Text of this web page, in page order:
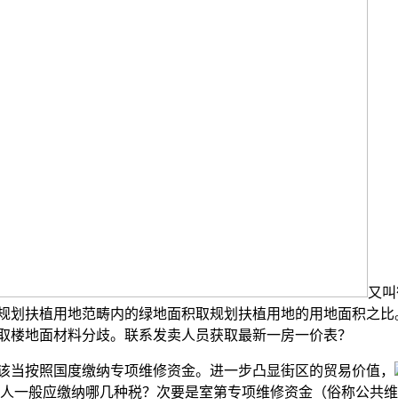
又
划扶植用地范畴内的绿地面积取规划扶植用地的用地面积之
地面材料分歧。联系发卖人员获取最新一房一价表？
照国度缴纳专项维修资金。进一步凸显街区的贸易价值，
一般应缴纳哪几种税？次要是室第专项维修资金（俗称公共